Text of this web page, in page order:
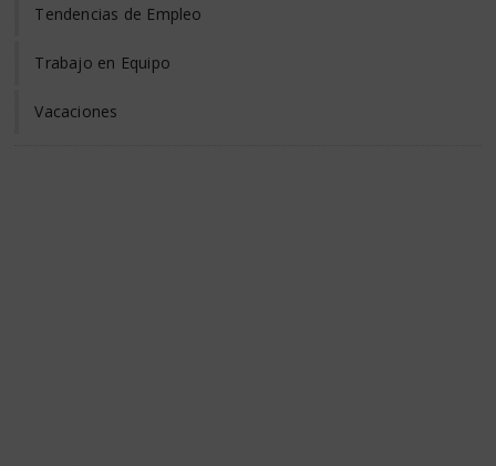
Tendencias de Empleo
Trabajo en Equipo
Vacaciones